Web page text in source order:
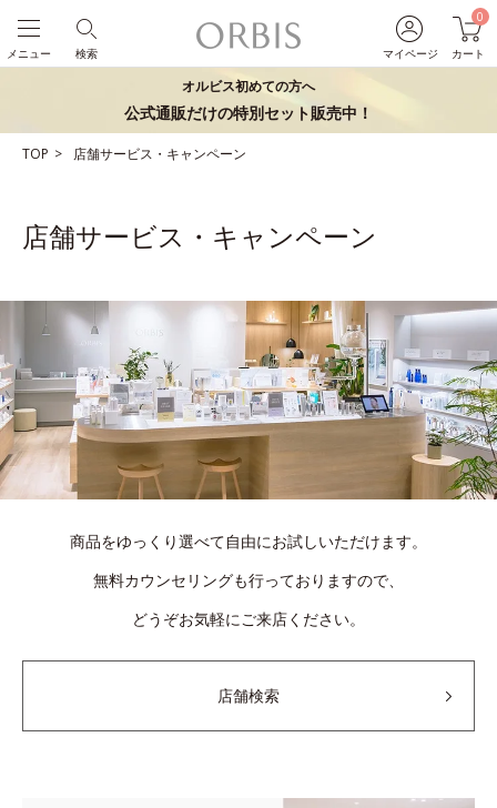
マイページ
0
カート
検索
メニュー
オルビス初めての方へ
公式通販だけの特別セット販売中！
TOP 店舗サービス・キャンペーン
店舗サービス・キャンペーン
商品をゆっくり選べて自由にお試しいただけます。
無料カウンセリングも行っておりますので、
どうぞお気軽にご来店ください。
店舗検索